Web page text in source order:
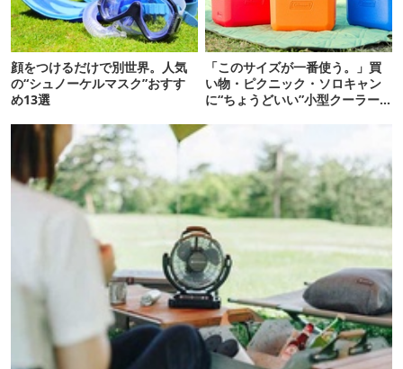
顔をつけるだけで別世界。人気
の“シュノーケルマスク”おすす
め13選
「このサイズが一番使う。」買
い物・ピクニック・ソロキャン
に“ちょうどいい”小型クーラー